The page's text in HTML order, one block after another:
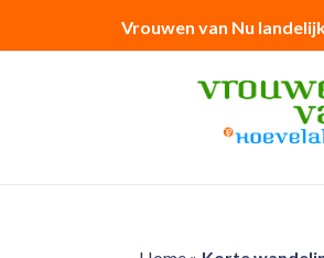
Vrouwen van Nu